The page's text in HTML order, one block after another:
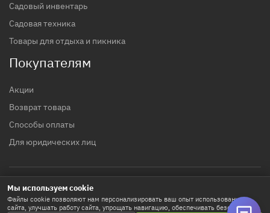
Садовый инвентарь
Садовая техника
Товары для отдыха и пикника
Покупателям
Акции
Возврат товара
Способы оплаты
Для юридических лиц
© 2017 - 2026 гг. Строительный магазин INTTOOLS
Мы используем cookie
Файлы cookie позволяют нам персонализировать ваш опыт использования
сайта, улучшать работу сайта, упрощать навигацию, обеспечивать безопасность